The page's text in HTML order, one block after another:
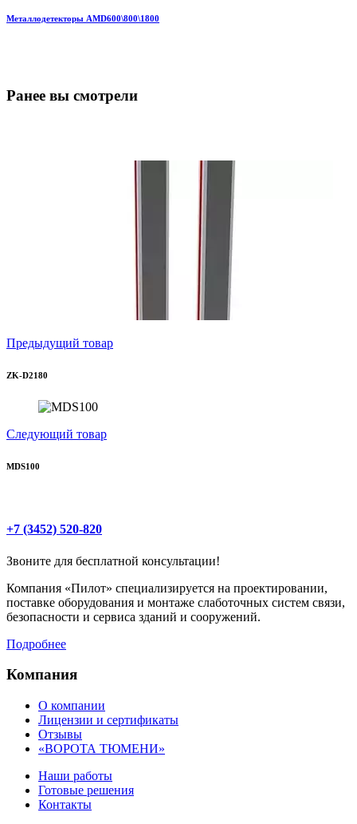
Металлодетекторы AMD600\800\1800
Ранее вы смотрели
Предыдущий товар
ZK-D2180
Следующий товар
MDS100
+7 (3452) 520-820
Звоните для бесплатной консультации!
Компания «Пилот» специализируется на проектировании,
поставке оборудования и монтаже слаботочных систем связи,
безопасности и сервиса зданий и сооружений.
Подробнее
Компания
О компании
Лицензии и сертификаты
Отзывы
«ВОРОТА ТЮМЕНИ»
Наши работы
Готовые решения
Контакты